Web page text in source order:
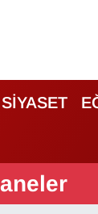
SİYASET